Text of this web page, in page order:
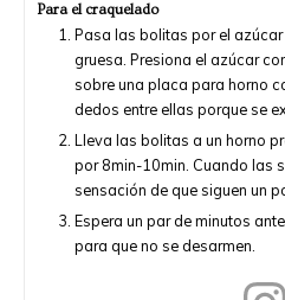
Para el craquelado
Pasa las bolitas por el
gruesa. Presiona el azúcar
sobre una placa para horno
dedos entre ellas porque se
Lleva las bolitas a un horno
por 8min-10min. Cuando las
sensación de que siguen un
Espera un par de minutos
para que no se desarmen.